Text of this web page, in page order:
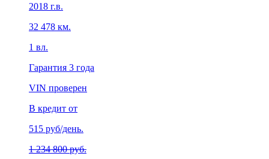
2018 г.в.
32 478 км.
1 вл.
Гарантия 3 года
VIN проверен
В кредит от
515 руб/день.
1 234 800 руб.